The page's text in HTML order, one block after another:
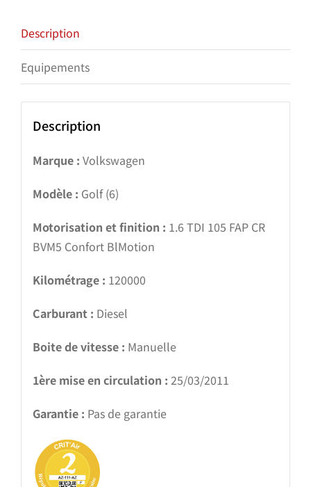
Description
Equipements
Description
Marque : Volkswagen
Modèle : Golf (6)
Motorisation et finition : 1.6 TDI 105 FAP CR
BVM5 Confort BlMotion
Kilométrage : 120000
Carburant : Diesel
Boite de vitesse : Manuelle
1ère mise en circulation : 25/03/2011
Garantie : Pas de garantie